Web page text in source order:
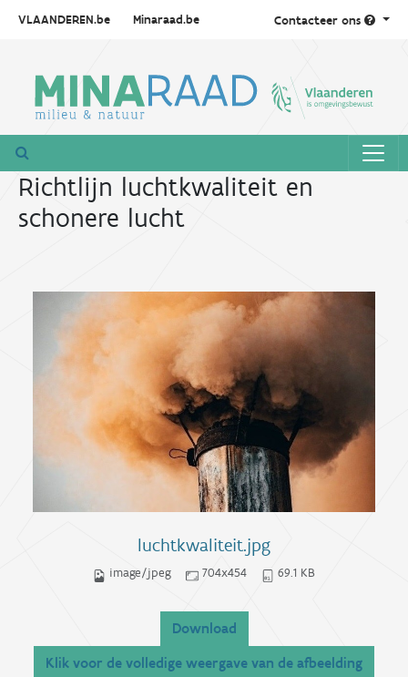
VLAANDEREN.be Minaraad.be Contacteer ons
Richtlijn luchtkwaliteit en
schonere lucht
luchtkwaliteit.jpg
image/jpeg 704x454 69.1 KB
Download
Klik voor de volledige weergave van de afbeelding